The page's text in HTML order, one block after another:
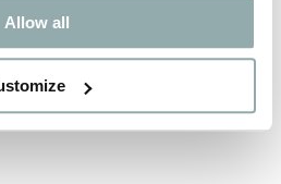
Allow all
het beste even mij
via whats-app voor een